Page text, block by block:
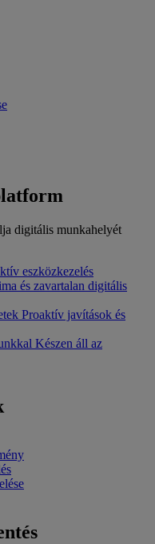
digitális munkahelyét
eszközkezelés
és zavartalan digitális
Proaktív javítások és
Készen áll az